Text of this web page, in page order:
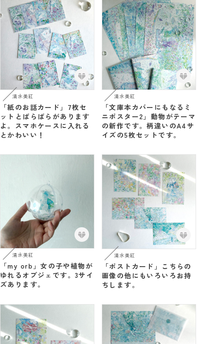
清水美紅
「紙のお話カード」7枚セ
ットとばらばらがあります
よ。スマホケースに入れる
とかわいい！
清水美紅
「文庫本カバーにもなるミ
ニポスター2」動物がテーマ
の新作です。柄違いのA4サ
イズの5枚セットです。
清水美紅
「my orb」女の子や植物が
ゆれるオブジェです。3サイ
ズあります。
清水美紅
「ポストカード」こちらの
画像の他にもいろいろお持
ちします。